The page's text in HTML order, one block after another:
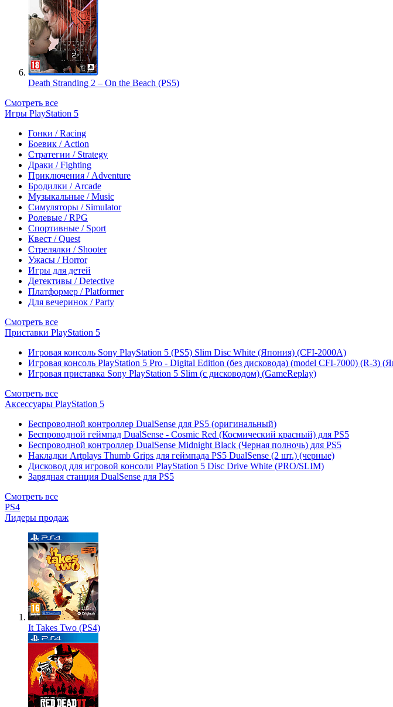
Death Stranding 2 – On the Beach (PS5)
Смотреть все
Игры PlayStation 5
Гонки / Racing
Боевик / Action
Стратегии / Strategy
Драки / Fighting
Приключения / Adventure
Бродилки / Arcade
Музыкальные / Music
Симуляторы / Simulator
Ролевые / RPG
Спортивные / Sport
Квест / Quest
Стрелялки / Shooter
Ужасы / Horror
Игры для детей
Детективы / Detective
Платформер / Platformer
Для вечеринок / Party
Смотреть все
Приставки PlayStation 5
Игровая консоль Sony PlayStation 5 (PS5) Slim Disc White (Япония) (CFI-2000A)
Игровая консоль PlayStation 5 Pro - Digital Edition (без дисковода) (model CFI-7000) (R-3)
Игровая приставка Sony PlayStation 5 Slim (с дисководом) (GameReplay)
Смотреть все
Аксессуары PlayStation 5
Беспроводной контроллер DualSense для PS5 (оригинальный)
Беспроводной геймпад DualSense - Cosmic Red (Космический красный) для PS5
Беспроводной контроллер DualSense Midnight Black (Черная полночь) для PS5
Накладки Artplays Thumb Grips для геймпада PS5 DualSense (2 шт.) (черные)
Дисковод для игровой консоли PlayStation 5 Disc Drive White (PRO/SLIM)
Зарядная станция DualSense для PS5
Смотреть все
PS4
Лидеры продаж
It Takes Two (PS4)